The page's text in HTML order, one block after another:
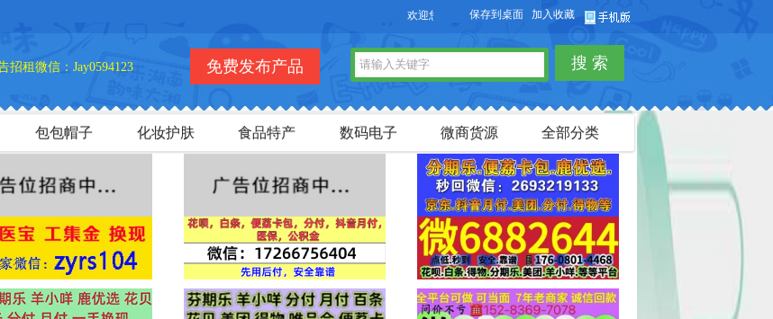
欢迎您访问【货品源】微商货源网站，本站可以免费发布微商货源信息，免费发布
保存到桌面 加入收藏
招租微信：Jay0594123 搜 索
免费发布产品
包包帽子 化妆护肤 食品特产 数码电子 微商货源 全部分类